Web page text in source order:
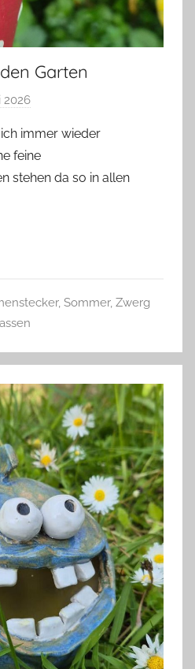
Garten
2026
n
G
l
r
immer wieder
feine
stehen da so in allen
, Sommer, Zwerg